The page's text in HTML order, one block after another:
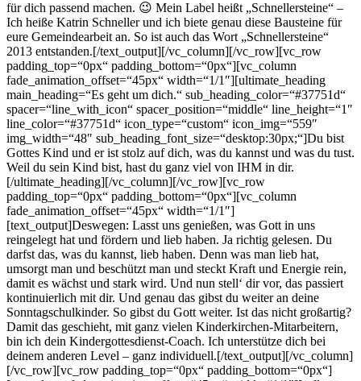
für dich passend machen. 😉 Mein Label heißt „Schnellersteine“ –
Ich heiße Katrin Schneller und ich biete genau diese Bausteine für
eure Gemeindearbeit an. So ist auch das Wort „Schnellersteine“
2013 entstanden.[/text_output][/vc_column][/vc_row][vc_row
padding_top=“0px“ padding_bottom=“0px“][vc_column
fade_animation_offset=“45px“ width=“1/1″][ultimate_heading
main_heading=“Es geht um dich.“ sub_heading_color=“#37751d“
spacer=“line_with_icon“ spacer_position=“middle“ line_height=“1″
line_color=“#37751d“ icon_type=“custom“ icon_img=“559″
img_width=“48″ sub_heading_font_size=“desktop:30px;“]Du bist
Gottes Kind und er ist stolz auf dich, was du kannst und was du tust.
Weil du sein Kind bist, hast du ganz viel von IHM in dir.
[/ultimate_heading][/vc_column][/vc_row][vc_row
padding_top=“0px“ padding_bottom=“0px“][vc_column
fade_animation_offset=“45px“ width=“1/1″]
[text_output]Deswegen: Lasst uns genießen, was Gott in uns
reingelegt hat und fördern und lieb haben. Ja richtig gelesen. Du
darfst das, was du kannst, lieb haben. Denn was man lieb hat,
umsorgt man und beschützt man und steckt Kraft und Energie rein,
damit es wächst und stark wird. Und nun stell‘ dir vor, das passiert
kontinuierlich mit dir. Und genau das gibst du weiter an deine
Sonntagschulkinder. So gibst du Gott weiter. Ist das nicht großartig?
Damit das geschieht, mit ganz vielen Kinderkirchen-Mitarbeitern,
bin ich dein Kindergottesdienst-Coach. Ich unterstütze dich bei
deinem anderen Level – ganz individuell.[/text_output][/vc_column]
[/vc_row][vc_row padding_top=“0px“ padding_bottom=“0px“]